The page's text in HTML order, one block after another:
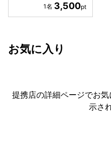
3,500
お気に入り
提携店の詳細ページでお
示さ